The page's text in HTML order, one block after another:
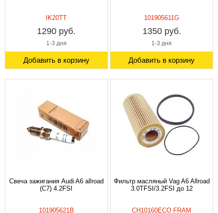
IK20TT
1290 руб.
1-3 дня
Добавить в корзину
101905611G
1350 руб.
1-3 дня
Добавить в корзину
Свеча зажигания Audi A6 allroad
(C7) 4.2FSI
101905621B
Фильтр масляный Vag A6 Allroad
3.0TFSI/3.2FSI до 12
CH10160ECO FRAM